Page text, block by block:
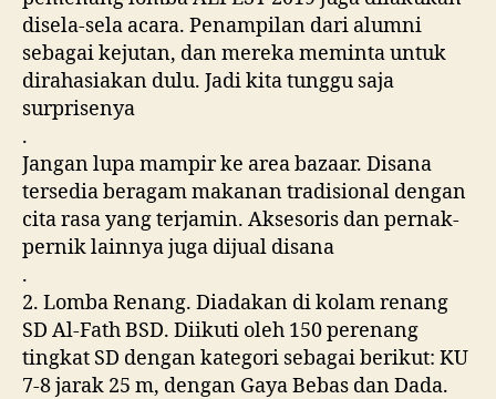
disela-sela acara. Penampilan dari alumni
sebagai kejutan, dan mereka meminta untuk
dirahasiakan dulu. Jadi kita tunggu saja
surprisenya
.
Jangan lupa mampir ke area bazaar. Disana
tersedia beragam makanan tradisional dengan
cita rasa yang terjamin. Aksesoris dan pernak-
pernik lainnya juga dijual disana
.
2. Lomba Renang. Diadakan di kolam renang
SD Al-Fath BSD. Diikuti oleh 150 perenang
tingkat SD dengan kategori sebagai berikut: KU
7-8 jarak 25 m, dengan Gaya Bebas dan Dada.